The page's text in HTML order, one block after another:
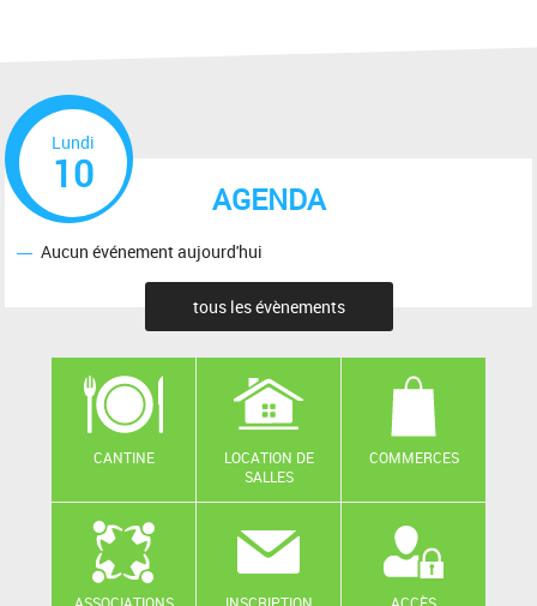
AGENDA
Lundi
10
Aucun événement aujourd'hui
tous les évènements
CANTINE
LOCATION DE
SALLES
COMMERCES